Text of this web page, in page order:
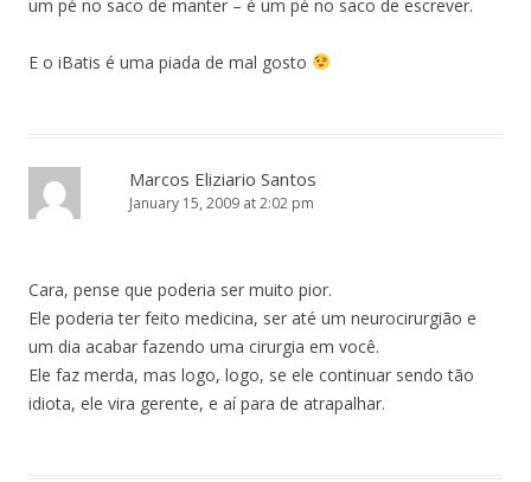
um pé no saco de manter – é um pé no saco de escrever.
E o iBatis é uma piada de mal gosto
Marcos Eliziario Santos
January 15, 2009 at 2:02 pm
Cara, pense que poderia ser muito pior.
Ele poderia ter feito medicina, ser até um neurocirurgião e
um dia acabar fazendo uma cirurgia em você.
Ele faz merda, mas logo, logo, se ele continuar sendo tão
idiota, ele vira gerente, e aí para de atrapalhar.